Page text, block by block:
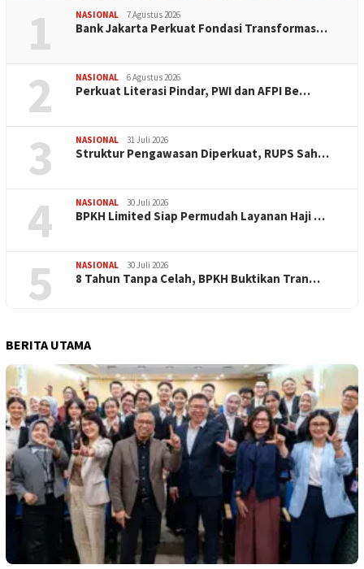
1 NASIONAL 7 Agustus 2026
Bank Jakarta Perkuat Fondasi Transformas…
2 NASIONAL 6 Agustus 2026
Perkuat Literasi Pindar, PWI dan AFPI Be…
3 NASIONAL 31 Juli 2026
​Struktur Pengawasan Diperkuat, RUPS Sah…
4 NASIONAL 30 Juli 2026
BPKH Limited Siap Permudah Layanan Haji …
5 NASIONAL 30 Juli 2026
​8 Tahun Tanpa Celah, BPKH Buktikan Tran…
BERITA UTAMA